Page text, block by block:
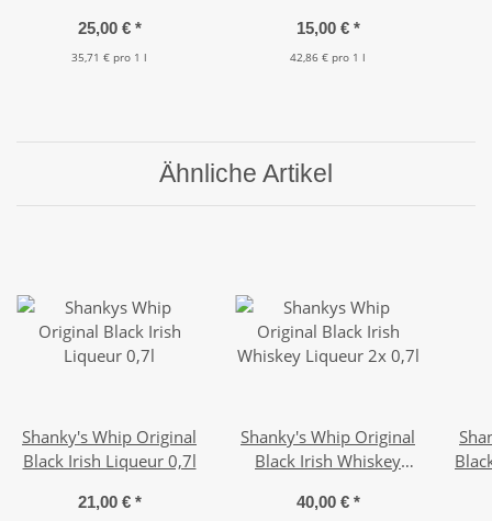
25,00 € *
35,71 € pro 1 l
15,00 € *
42,86 € pro 1 l
Ähnliche Artikel
Shanky's Whip Original
Black Irish Liqueur 0,7l
21,00 € *
Shanky's Whip Original
Black Irish Whiskey
40,00 € *